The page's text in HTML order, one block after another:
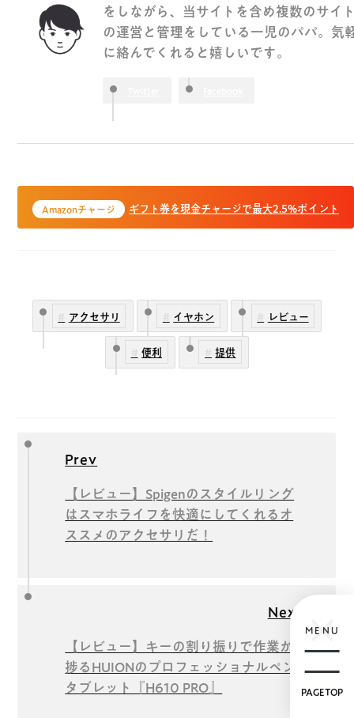
をしながら、当サイトを含め複数のサイ
の運営と管理をしている一児のパパ。気
に絡んでくれると嬉しいです。
Amazonチャージ ギフト券を現金チャージで最大2.5%ポイント
アクセサリ イヤホン レビュー
便利 提供
Prev
【レビュー】Spigenのスタイルリング
はスマホライフを快適にしてくれるオ
ススメのアクセサリだ！
Next
【レビュー】キーの割り振りで作業が
捗るHUIONのプロフェッショナルペン
タブレット『H610 PRO』
MENU
PAGETOP